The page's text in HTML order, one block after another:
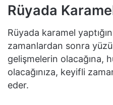
Rüyada
Rüyada karamel
zamanlardan sonra
gelişmelerin olacağına,
olacağınıza, keyifli
eder.